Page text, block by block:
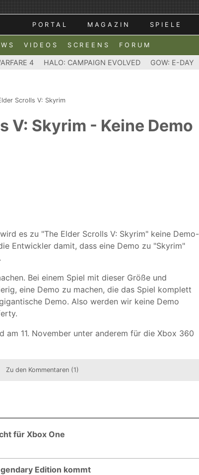
PORTAL MAGAZIN SPIELE
VIDEOS SCREENS FORUM
4 HALO: CAMPAIGN EVOLVED GOW: E-DAY
Scrolls V: Skyrim
V: Skyrim - Keine Demo
es zu "The Elder Scrolls V: Skyrim" keine Demo-
Entwickler damit, dass eine Demo zu "Skyrim"
Bei einem Spiel mit dieser Größe und
eine Demo zu machen, die das Spiel komplett
Demo. Also werden wir keine Demo
am 11. November unter anderem für die Xbox 360
Zu den Kommentaren (1)
für Xbox One
Edition kommt